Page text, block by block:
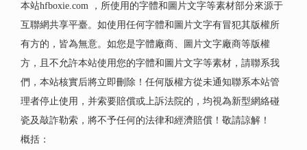
本站hfboxie.com ，所使用的字體和圖片文字等素材部分來源于
互聯網共享平臺。如使用任何字體和圖片文字有冒犯其版權所
有方的，皆為無意。如您是字體廠商、圖片文字廠商等版權
方，且不允許本站使用您的字體和圖片文字等素材，請聯系我
們，本站核實后將立即刪除！任何版權方從未通知聯系本站管
理者停止使用，并索要賠償或上訴法院的，均視為新型網絡碰
瓷及敲詐勒索，將不予任何的法律和經濟賠償！敬請諒解！
概括：